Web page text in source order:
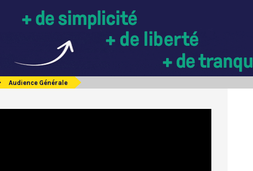
Audience Générale